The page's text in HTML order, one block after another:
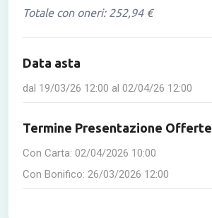
Totale con oneri: 252,94 €
Data asta
dal 19/03/26 12:00 al 02/04/26 12:00
Termine Presentazione Offerte
Con Carta: 02/04/2026 10:00
Con Bonifico: 26/03/2026 12:00